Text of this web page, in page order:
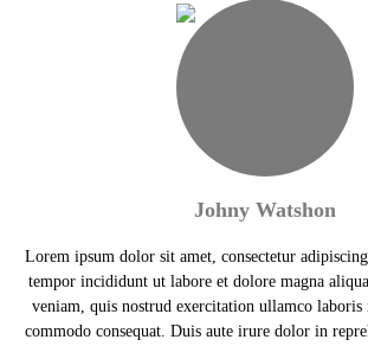
Johny Watshon
Lorem ipsum dolor sit amet, consectetur
tempor incididunt ut labore et dolore magna
veniam, quis nostrud exercitation ullamco
commodo consequat. Duis aute irure dolor in